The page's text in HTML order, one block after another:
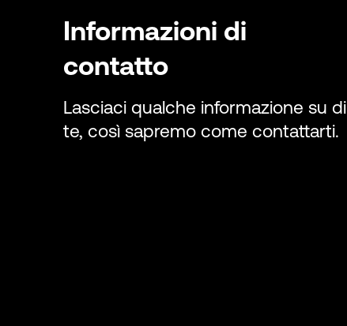
Informazioni di
contatto
Lasciaci qualche informazione su di
te, così sapremo come contattarti.